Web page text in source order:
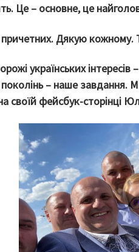
Це – основне, це
причетних. Дякую
українських
поколінь – наше завдання.
своїй фейсбук-сторінці